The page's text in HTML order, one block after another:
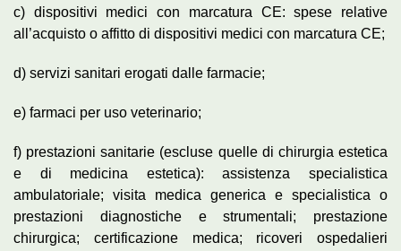
c) dispositivi medici con marcatura CE: spese relative
all’acquisto o affitto di dispositivi medici con marcatura CE;
d) servizi sanitari erogati dalle farmacie;
e) farmaci per uso veterinario;
f) prestazioni sanitarie (escluse quelle di chirurgia estetica
e di medicina estetica): assistenza specialistica
ambulatoriale; visita medica generica e specialistica o
prestazioni diagnostiche e strumentali; prestazione
chirurgica; certificazione medica; ricoveri ospedalieri